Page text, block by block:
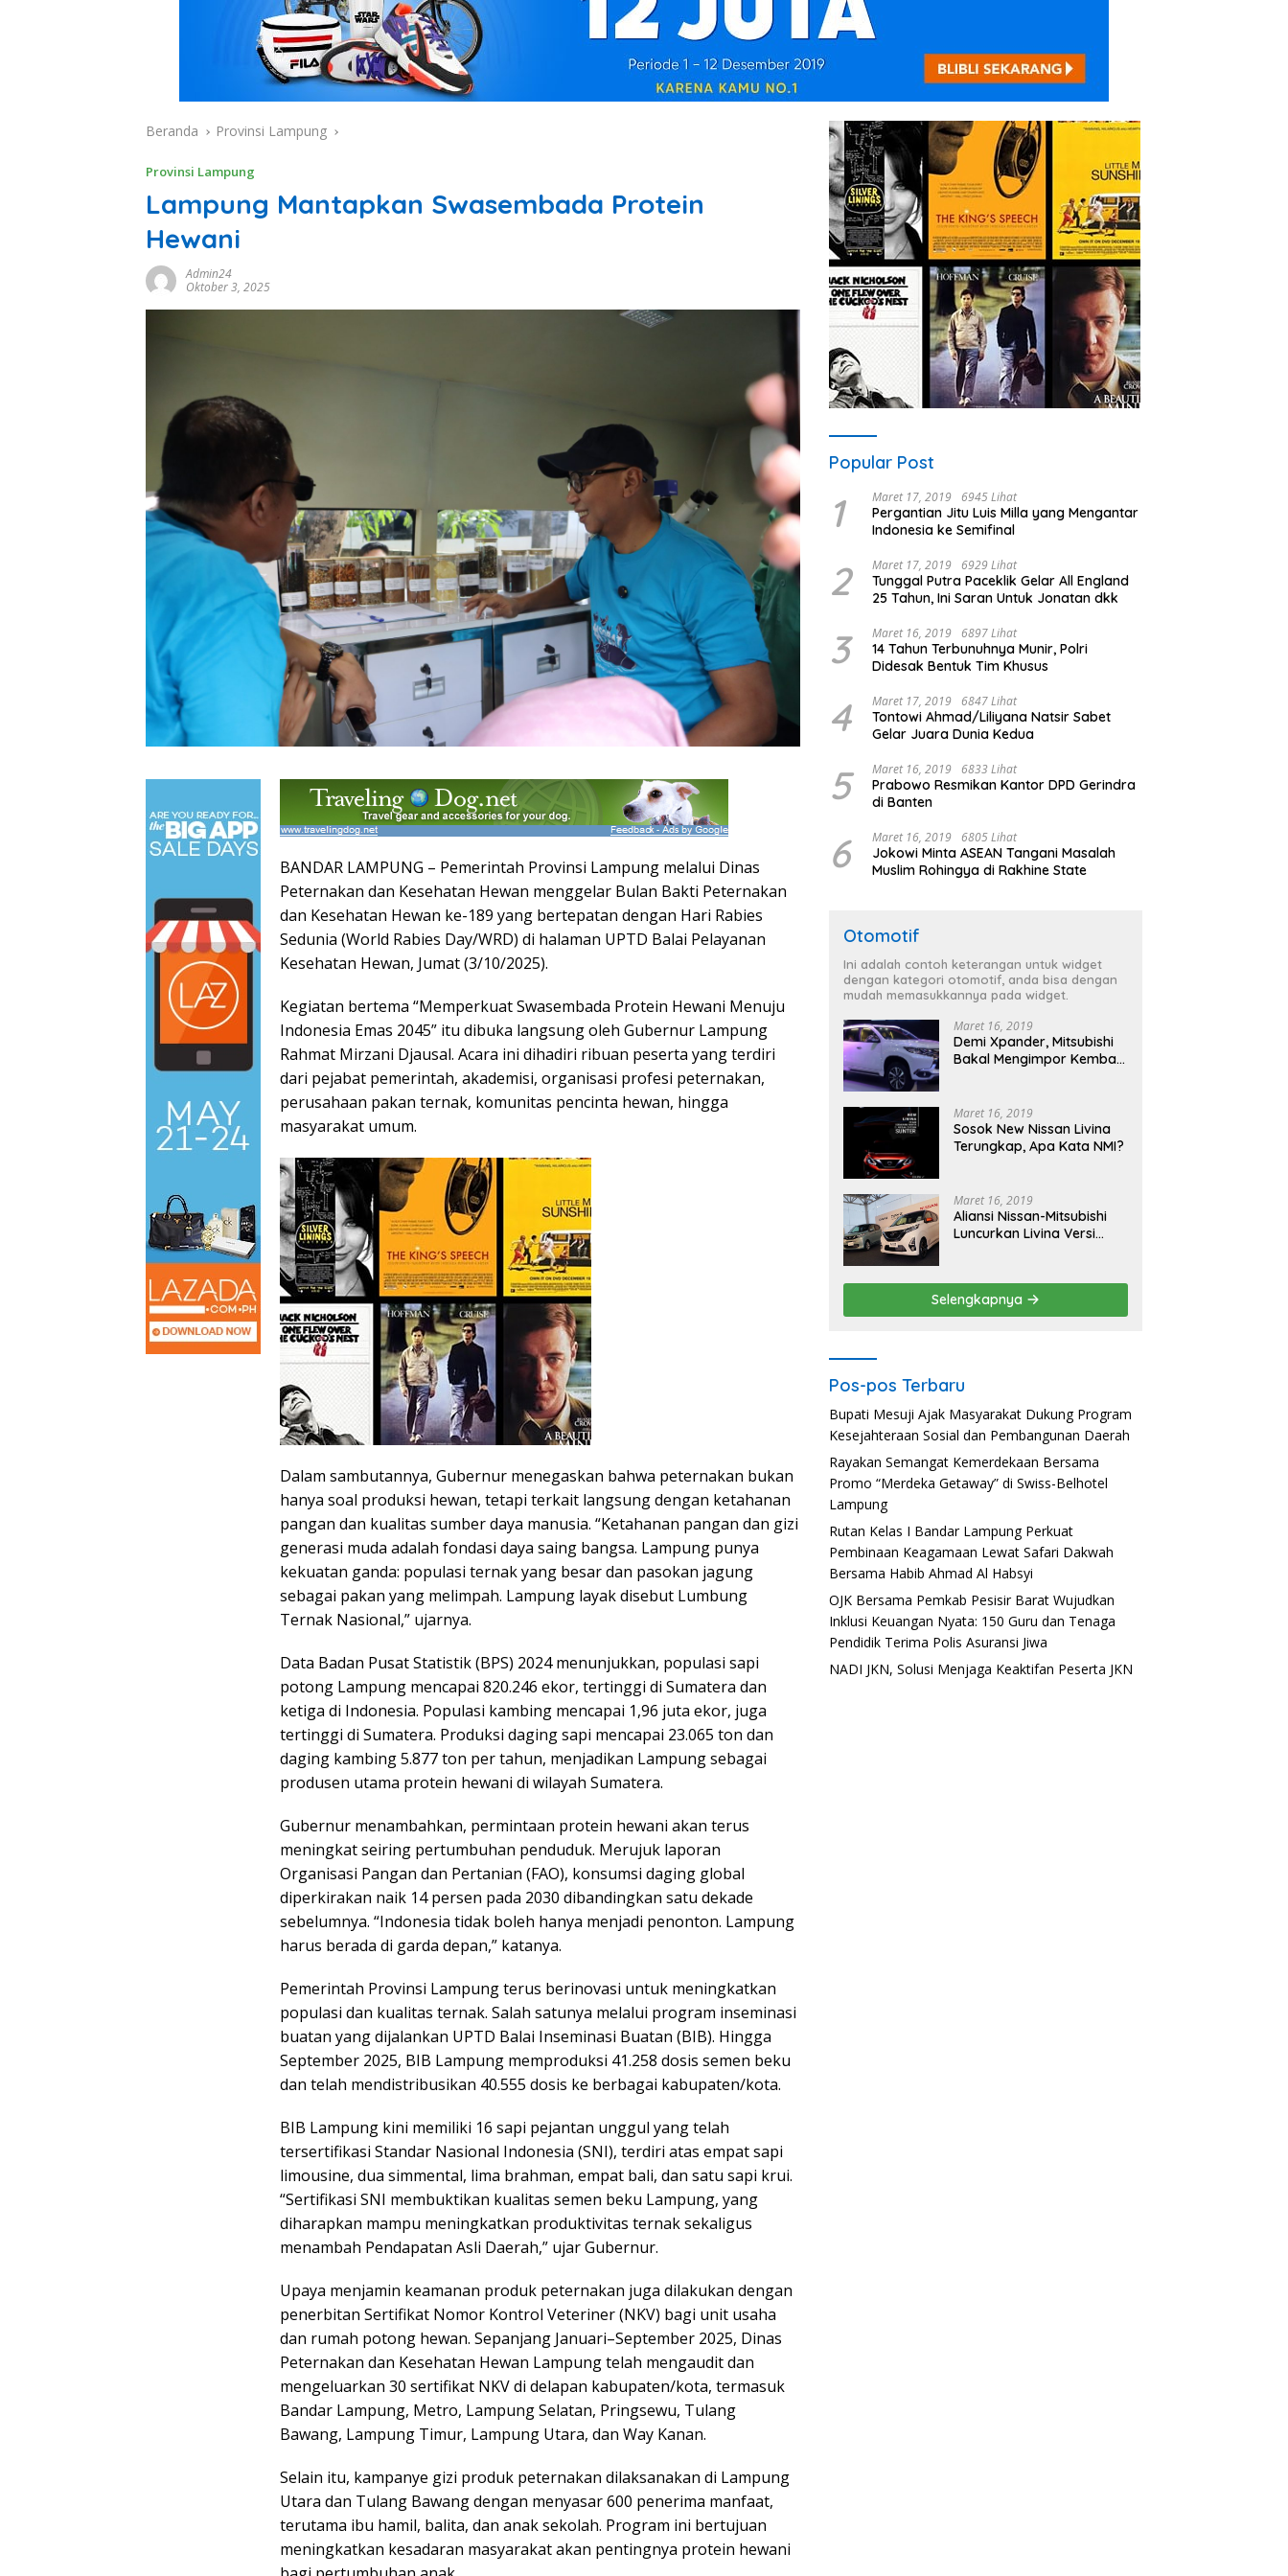
Beranda Provinsi Lampung
Provinsi Lampung
Lampung Mantapkan Swasembada Protein
Hewani
Admin24
Oktober 3, 2025
BANDAR LAMPUNG – Pemerintah Provinsi Lampung melalui Dinas
Peternakan dan Kesehatan Hewan menggelar Bulan Bakti Peternakan
dan Kesehatan Hewan ke-189 yang bertepatan dengan Hari Rabies
Sedunia (World Rabies Day/WRD) di halaman UPTD Balai Pelayanan
Kesehatan Hewan, Jumat (3/10/2025).
Kegiatan bertema “Memperkuat Swasembada Protein Hewani Menuju
Indonesia Emas 2045” itu dibuka langsung oleh Gubernur Lampung
Rahmat Mirzani Djausal. Acara ini dihadiri ribuan peserta yang terdiri
dari pejabat pemerintah, akademisi, organisasi profesi peternakan,
perusahaan pakan ternak, komunitas pencinta hewan, hingga
masyarakat umum.
Dalam sambutannya, Gubernur menegaskan bahwa peternakan bukan
hanya soal produksi hewan, tetapi terkait langsung dengan ketahanan
pangan dan kualitas sumber daya manusia. “Ketahanan pangan dan gizi
generasi muda adalah fondasi daya saing bangsa. Lampung punya
kekuatan ganda: populasi ternak yang besar dan pasokan jagung
sebagai pakan yang melimpah. Lampung layak disebut Lumbung
Ternak Nasional,” ujarnya.
Data Badan Pusat Statistik (BPS) 2024 menunjukkan, populasi sapi
potong Lampung mencapai 820.246 ekor, tertinggi di Sumatera dan
ketiga di Indonesia. Populasi kambing mencapai 1,96 juta ekor, juga
tertinggi di Sumatera. Produksi daging sapi mencapai 23.065 ton dan
daging kambing 5.877 ton per tahun, menjadikan Lampung sebagai
produsen utama protein hewani di wilayah Sumatera.
Gubernur menambahkan, permintaan protein hewani akan terus
meningkat seiring pertumbuhan penduduk. Merujuk laporan
Organisasi Pangan dan Pertanian (FAO), konsumsi daging global
diperkirakan naik 14 persen pada 2030 dibandingkan satu dekade
sebelumnya. “Indonesia tidak boleh hanya menjadi penonton. Lampung
harus berada di garda depan,” katanya.
Pemerintah Provinsi Lampung terus berinovasi untuk meningkatkan
populasi dan kualitas ternak. Salah satunya melalui program inseminasi
buatan yang dijalankan UPTD Balai Inseminasi Buatan (BIB). Hingga
September 2025, BIB Lampung memproduksi 41.258 dosis semen beku
dan telah mendistribusikan 40.555 dosis ke berbagai kabupaten/kota.
BIB Lampung kini memiliki 16 sapi pejantan unggul yang telah
tersertifikasi Standar Nasional Indonesia (SNI), terdiri atas empat sapi
limousine, dua simmental, lima brahman, empat bali, dan satu sapi krui.
“Sertifikasi SNI membuktikan kualitas semen beku Lampung, yang
diharapkan mampu meningkatkan produktivitas ternak sekaligus
menambah Pendapatan Asli Daerah,” ujar Gubernur.
Upaya menjamin keamanan produk peternakan juga dilakukan dengan
penerbitan Sertifikat Nomor Kontrol Veteriner (NKV) bagi unit usaha
dan rumah potong hewan. Sepanjang Januari–September 2025, Dinas
Peternakan dan Kesehatan Hewan Lampung telah mengaudit dan
mengeluarkan 30 sertifikat NKV di delapan kabupaten/kota, termasuk
Bandar Lampung, Metro, Lampung Selatan, Pringsewu, Tulang
Bawang, Lampung Timur, Lampung Utara, dan Way Kanan.
Selain itu, kampanye gizi produk peternakan dilaksanakan di Lampung
Utara dan Tulang Bawang dengan menyasar 600 penerima manfaat,
terutama ibu hamil, balita, dan anak sekolah. Program ini bertujuan
meningkatkan kesadaran masyarakat akan pentingnya protein hewani
Popular Post
1 Maret 17, 2019 6945 Lihat
Pergantian Jitu Luis Milla yang Mengantar
Indonesia ke Semifinal
2 Maret 17, 2019 6929 Lihat
Tunggal Putra Paceklik Gelar All England
25 Tahun, Ini Saran Untuk Jonatan dkk
3 Maret 16, 2019 6897 Lihat
14 Tahun Terbunuhnya Munir, Polri
Didesak Bentuk Tim Khusus
4 Maret 17, 2019 6847 Lihat
Tontowi Ahmad/Liliyana Natsir Sabet
Gelar Juara Dunia Kedua
5 Maret 16, 2019 6833 Lihat
Prabowo Resmikan Kantor DPD Gerindra
di Banten
6 Maret 16, 2019 6805 Lihat
Jokowi Minta ASEAN Tangani Masalah
Muslim Rohingya di Rakhine State
Otomotif
Ini adalah contoh keterangan untuk widget
dengan kategori otomotif, anda bisa dengan
mudah memasukkannya pada widget.
Maret 16, 2019
Demi Xpander, Mitsubishi
Bakal Mengimpor Kembali
Maret 16, 2019
Sosok New Nissan Livina
Terungkap, Apa Kata NMI?
Maret 16, 2019
Aliansi Nissan-Mitsubishi
Luncurkan Livina Versi
Selengkapnya
Pos-pos Terbaru
Bupati Mesuji Ajak Masyarakat Dukung Program
Kesejahteraan Sosial dan Pembangunan Daerah
Rayakan Semangat Kemerdekaan Bersama
Promo “Merdeka Getaway” di Swiss-Belhotel
Lampung
Rutan Kelas I Bandar Lampung Perkuat
Pembinaan Keagamaan Lewat Safari Dakwah
Bersama Habib Ahmad Al Habsyi
OJK Bersama Pemkab Pesisir Barat Wujudkan
Inklusi Keuangan Nyata: 150 Guru dan Tenaga
Pendidik Terima Polis Asuransi Jiwa
NADI JKN, Solusi Menjaga Keaktifan Peserta JKN